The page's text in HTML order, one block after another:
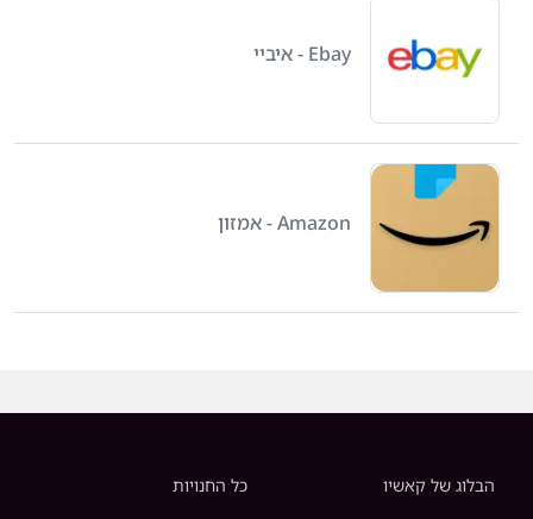
Ebay - איביי
Amazon - אמזון
הבלוג של קאשיו כל החנויות